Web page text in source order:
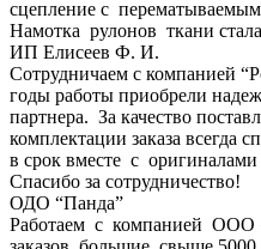
сцепление с
Намотка рулонов ткани
ИП Елисеев Ф. И.
Сотрудничаем с компанией
годы работы приобрели
партнера. За качество
комплектации заказа всегда
в срок вместе с
Спасибо за сотрудничество!
ОДО “Панда”
Работаем с компанией ООО